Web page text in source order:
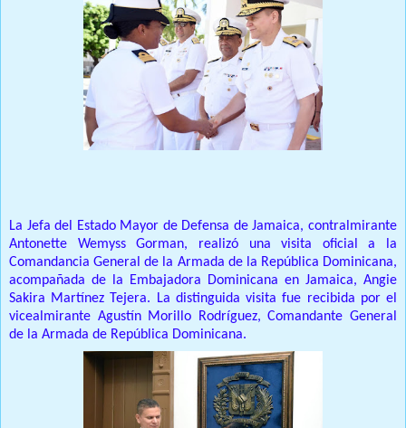
La Jefa del Estado Mayor de Defensa de Jamaica, contralmirante
Antonette Wemyss Gorman, realizó una visita oficial a la
Comandancia General de la Armada de la República Dominicana,
acompañada de la Embajadora Dominicana en Jamaica, Angie
Sakira Martínez Tejera. La distinguida visita fue recibida por el
vicealmirante Agustín Morillo Rodríguez, Comandante General
de la Armada de República Dominicana.